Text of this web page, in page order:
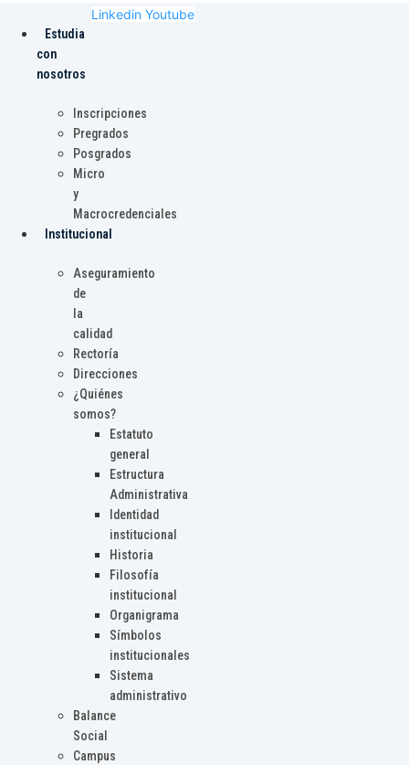
Linkedin Youtube
Estudia
con
nosotros
Inscripciones
Pregrados
Posgrados
Micro
y
Macrocredenciales
Institucional
Aseguramiento
de
la
calidad
Rectoría
Direcciones
¿Quiénes
somos?
Estatuto
general
Estructura
Administrativa
Identidad
institucional
Historia
Filosofía
institucional
Organigrama
Símbolos
institucionales
Sistema
administrativo
Balance
Social
Campus